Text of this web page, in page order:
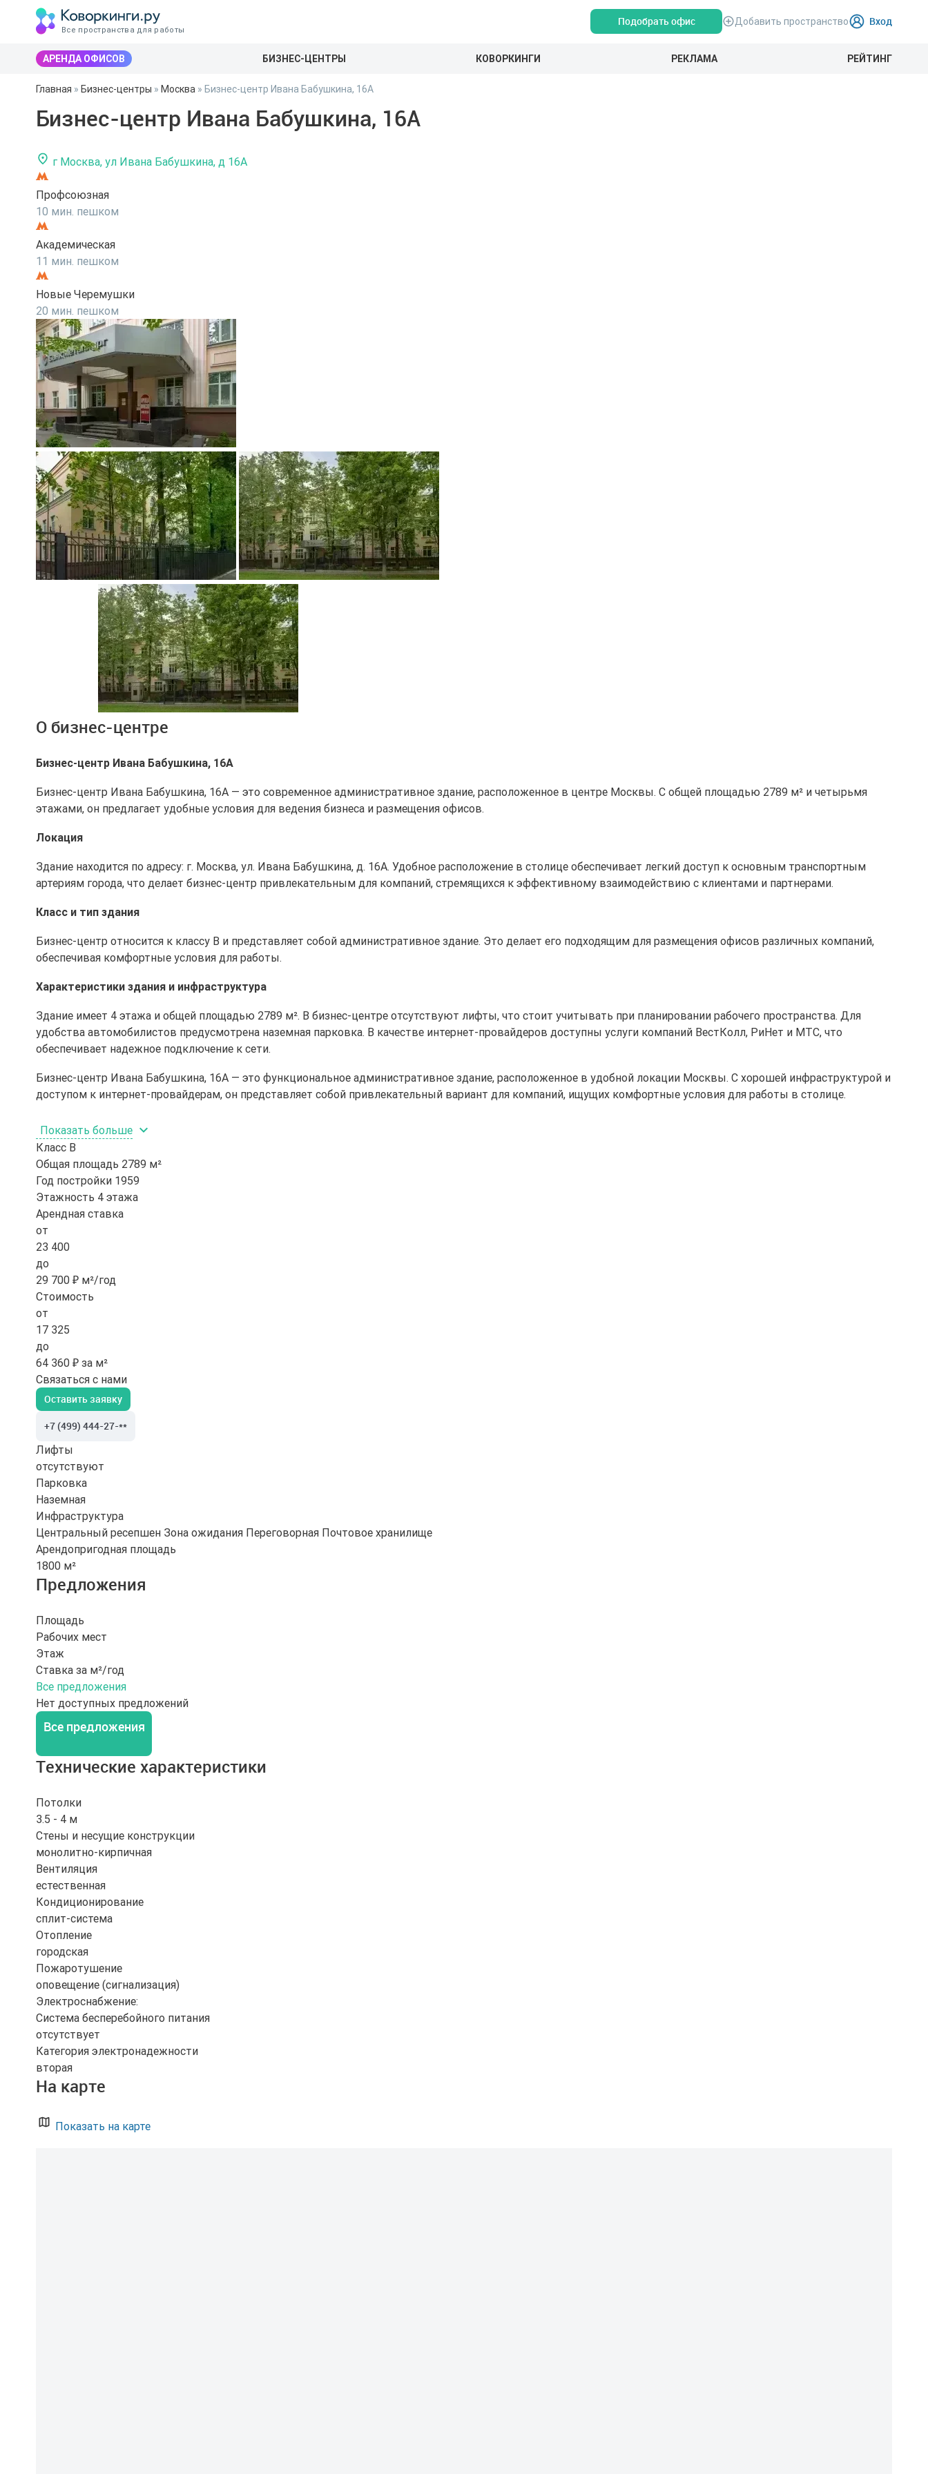
Все пространства для работы
Подобрать офис Добавить пространство Вход
АРЕНДА ОФИСОВ БИЗНЕС-ЦЕНТРЫ КОВОРКИНГИ РЕКЛАМА РЕЙТИНГ
Главная » Бизнес-центры » Москва » Бизнес-центр Ивана Бабушкина, 16А
Бизнес-центр Ивана Бабушкина, 16А
г Москва, ул Ивана Бабушкина, д 16А
Профсоюзная
10 мин. пешком
Академическая
11 мин. пешком
Новые Черемушки
20 мин. пешком
О бизнес-центре
Бизнес-центр Ивана Бабушкина, 16А
Бизнес-центр Ивана Бабушкина, 16А — это современное административное здание, расположенное в центре Москвы. С общей площадью 2789 м² и четырьмя
этажами, он предлагает удобные условия для ведения бизнеса и размещения офисов.
Локация
Здание находится по адресу: г. Москва, ул. Ивана Бабушкина, д. 16А. Удобное расположение в столице обеспечивает легкий доступ к основным транспортным
артериям города, что делает бизнес-центр привлекательным для компаний, стремящихся к эффективному взаимодействию с клиентами и партнерами.
Класс и тип здания
Бизнес-центр относится к классу B и представляет собой административное здание. Это делает его подходящим для размещения офисов различных компаний,
обеспечивая комфортные условия для работы.
Характеристики здания и инфраструктура
Здание имеет 4 этажа и общей площадью 2789 м². В бизнес-центре отсутствуют лифты, что стоит учитывать при планировании рабочего пространства. Для
удобства автомобилистов предусмотрена наземная парковка. В качестве интернет-провайдеров доступны услуги компаний ВестКолл, РиНет и МТС, что
обеспечивает надежное подключение к сети.
Бизнес-центр Ивана Бабушкина, 16А — это функциональное административное здание, расположенное в удобной локации Москвы. С хорошей инфраструктурой и
доступом к интернет-провайдерам, он представляет собой привлекательный вариант для компаний, ищущих комфортные условия для работы в столице.
Показать больше
Класс B
Общая площадь 2789 м²
Год постройки 1959
Этажность 4 этажа
Арендная ставка
от
23 400
до
29 700 ₽ м²/год
Стоимость
от
17 325
до
64 360 ₽ за м²
Связаться с нами
Оставить заявку
+7 (499) 444-27-**
Лифты
отсутствуют
Парковка
Наземная
Инфраструктура
Центральный ресепшен Зона ожидания Переговорная Почтовое хранилище
Арендопригодная площадь
1800 м²
Предложения
Площадь
Рабочих мест
Этаж
Ставка за м²/год
Все предложения
Нет доступных предложений
Все предложения
Технические характеристики
Потолки
3.5 - 4 м
Стены и несущие конструкции
монолитно-кирпичная
Вентиляция
естественная
Кондиционирование
сплит-система
Отопление
городская
Пожаротушение
оповещение (сигнализация)
Электроснабжение:
Система бесперебойного питания
отсутствует
Категория электронадежности
вторая
На карте
Показать на карте